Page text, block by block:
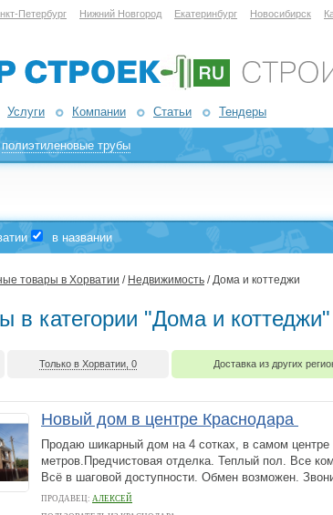
Петербург Нижний Новгород Екатеринбург Новосибирск
Услуги Компании Статьи Тендеры
полиэтиленовые трубы
в названии
товары в Хорватии / Недвижимость / Дома и коттеджи
в категории "Дома и
Только в Хорватии, 0 Доставка из других
Новый дом в центре Краснодара
Продаю шикарный дом на 4 сотках, в самом
метров.Предчистовая отделка. Теплый пол. Все
Всё в шаговой доступности. Обмен возможен.
ПРОДАВЕЦ: АЛЕКСЕЙ